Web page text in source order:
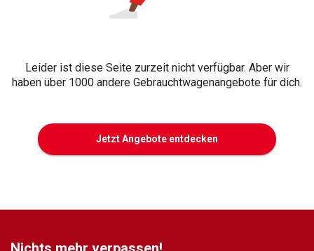
Leider ist diese Seite zurzeit nicht verfügbar. Aber wir
haben über 1000 andere Gebrauchtwagenangebote für dich.
Jetzt Angebote entdecken